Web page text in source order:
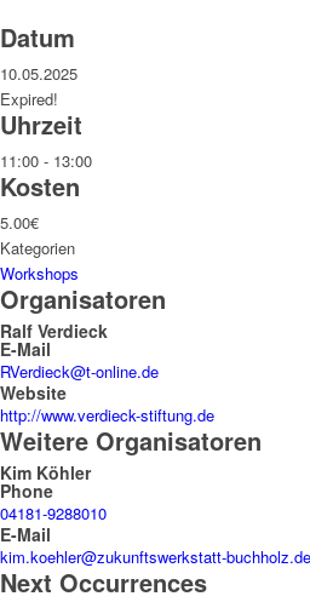
Datum
10.05.2025
Expired!
Uhrzeit
11:00 - 13:00
Kosten
5.00€
Kategorien
Workshops
Organisatoren
Ralf Verdieck
E-Mail
RVerdieck@t-online.de
Website
http://www.verdieck-stiftung.de
Weitere Organisatoren
Kim Köhler
Phone
04181-9288010
E-Mail
kim.koehler@zukunftswerkstatt-buchholz.de
Next Occurrences